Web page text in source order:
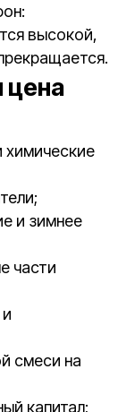
высокой,
цена
химические
и зимнее
части
смеси на
капитал;